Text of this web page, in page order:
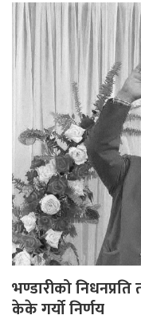
भण्डारीको
केके गर्यो निर्णय